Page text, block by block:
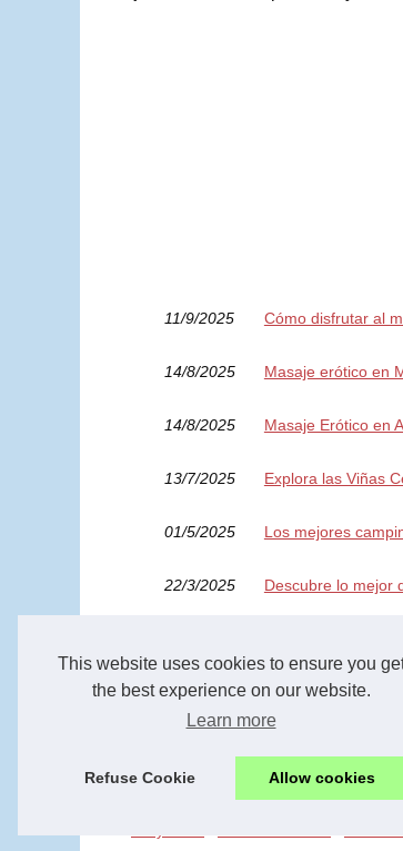
This website uses cookies to ensure you
the best experience on our website.
Learn more
Refuse Cookie Allow cookies
11/9/2025 Cómo disfrutar al
14/8/2025 Masaje erótico en
14/8/2025 Masaje Erótico en
13/7/2025 Explora las Viñas
01/5/2025 Los mejores
22/3/2025 Descubre lo mejor
¿Qué campings
20/7/2024 ¿Cuáles son los
Blanes: Tu